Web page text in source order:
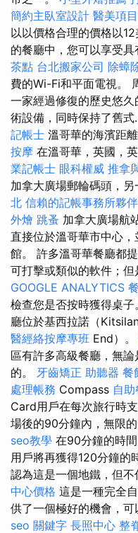
簡約主臥室設計 醫美項目
以以價格合理的價格以
的餐廳中，您可以享受
茶點 台北搬家公司 除蟑
費的Wi-Fi和平面電視。
一家經過修復的歷史悠
術設備，同時保持了舊式
記帳士 溫哥華的海濱距
按摩 在溫哥華，英國，
業記帳士 眼科權威 推拿
加拿大廣場郵輪碼頭，
北 信賴的記帳事務所夥伴
外燴 跳蚤 加拿大廣場航
直接位於溫哥華市中心
館。 許多溫哥華餐廳都
可打擊或類似的軟件；但
GOOGLE ANALYTICS
檢查您是否按時獲得桌子
廳位於基西拉諾（
醫經絡按摩專班 End）。
區有許多高級餐廳，無
的。 牙齒矯正 助聽器 餐
處理帳務 Compass 自助
Card用戶在每次旅行時
場後的90分鐘內，無限
seo教學 在90分鐘的時
用戶將再獲得120分鐘的
認為這是一個地鐵，但不
中心價格 這是一種完全
供了一個極好的機會，可
seo 關鍵字 長照中心 整